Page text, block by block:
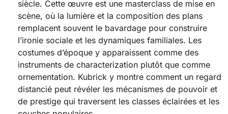
siècle. Cette œuvre est une masterclass de mise en
scène, où la lumière et la composition des plans
remplacent souvent le bavardage pour construire
l’ironie sociale et les dynamiques familiales. Les
costumes d’époque y apparaissent comme des
instruments de characterization plutôt que comme
ornementation. Kubrick y montre comment un regard
distancié peut révéler les mécanismes de pouvoir et
de prestige qui traversent les classes éclairées et les